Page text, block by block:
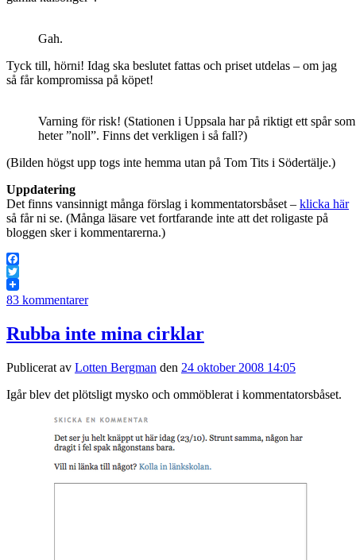
Gah.
Tyck till, hörni! Idag ska beslutet fattas och priset utdelas – om jag
så får kompromissa på köpet!
Varning för risk! (Stationen i Uppsala har på riktigt ett spår som
heter ”noll”. Finns det verkligen i så fall?)
(Bilden högst upp togs inte hemma utan på Tom Tits i Södertälje.)
Uppdatering
Det finns vansinnigt många förslag i kommentatorsbåset – klicka här
så får ni se. (Många läsare vet fortfarande inte att det roligaste på
bloggen sker i kommentarerna.)
Facebook
Twitter
83 kommentarer
Rubba inte mina cirklar
Publicerat av Lotten Bergman den 24 oktober 2008 14:05
Igår blev det plötsligt mysko och ommöblerat i kommentatorsbåset.